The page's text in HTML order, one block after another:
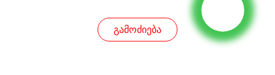
ᲒᲐᲛᲝᲫᲘᲔᲑᲐ